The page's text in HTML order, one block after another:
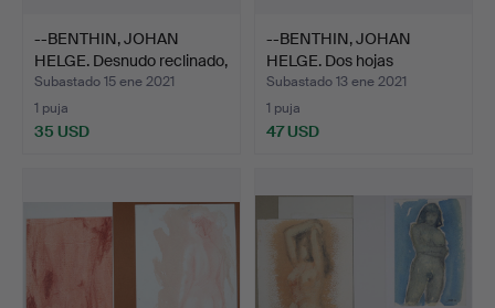
--BENTHIN, JOHAN
HELGE. Desnudo reclinado,
…
Subastado 15 ene 2021
1 puja
35 USD
--BENTHIN, JOHAN
HELGE. Dos hojas
"Desnudá…
Subastado 13 ene 2021
1 puja
47 USD